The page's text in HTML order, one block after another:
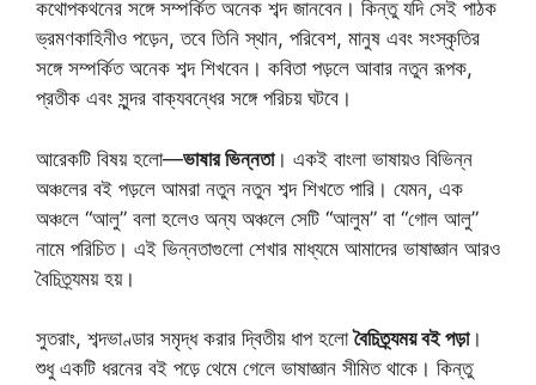
কথোপকথনের সঙ্গে সম্পর্কিত অনেক শব্দ জানবেন। কিন্তু যদি সেই পাঠক
ভ্রমণকাহিনীও পড়েন, তবে তিনি স্থান, পরিবেশ, মানুষ এবং সংস্কৃতির
সঙ্গে সম্পর্কিত অনেক শব্দ শিখবেন। কবিতা পড়লে আবার নতুন রূপক,
প্রতীক এবং সুন্দর বাক্যবন্ধের সঙ্গে পরিচয় ঘটবে।
আরেকটি বিষয় হলো—ভাষার ভিন্নতা। একই বাংলা ভাষায়ও বিভিন্ন
অঞ্চলের বই পড়লে আমরা নতুন নতুন শব্দ শিখতে পারি। যেমন, এক
অঞ্চলে “আলু” বলা হলেও অন্য অঞ্চলে সেটি “আলুম” বা “গোল আলু”
নামে পরিচিত। এই ভিন্নতাগুলো শেখার মাধ্যমে আমাদের ভাষাজ্ঞান আরও
বৈচিত্র্যময় হয়।
সুতরাং, শব্দভাণ্ডার সমৃদ্ধ করার দ্বিতীয় ধাপ হলোবৈচিত্র্যময় বই পড়া।
শুধু একটি ধরনের বই পড়ে থেমে গেলে ভাষাজ্ঞান সীমিত থাকে। কিন্তু